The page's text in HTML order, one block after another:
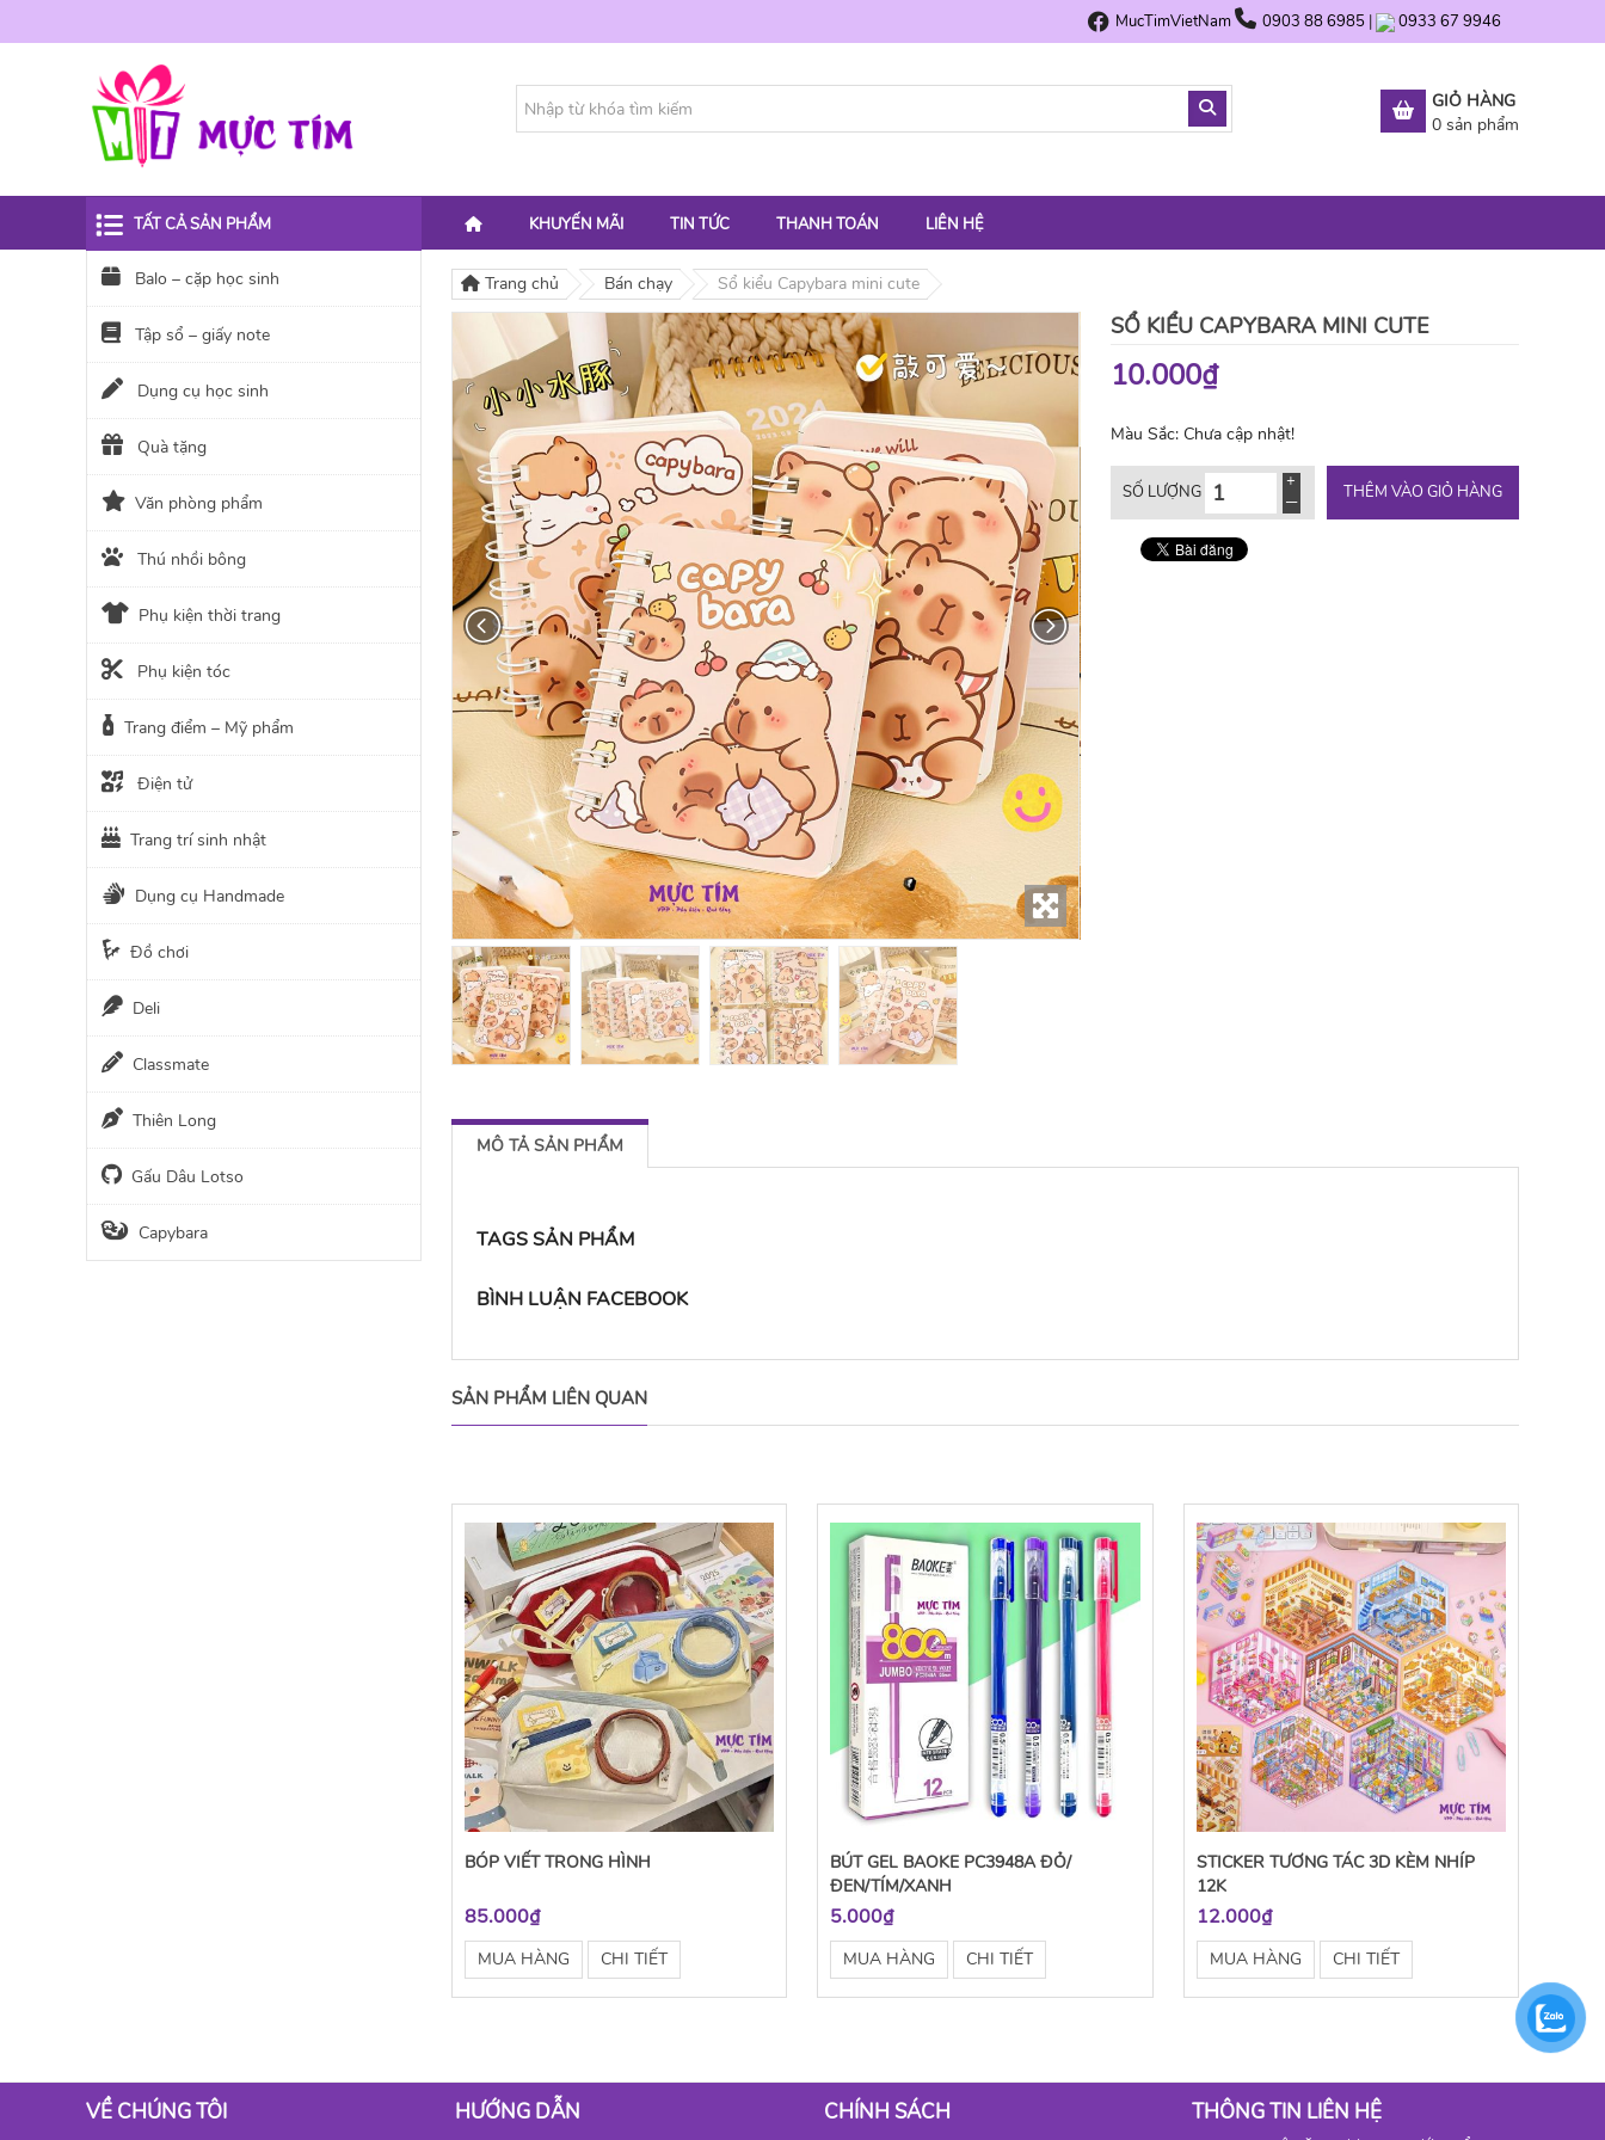
MucTimVietNam 0903 88 6985 | 0933 67 9946
GIỎ HÀNG
0 sản phẩm
KHUYẾN MÃI TIN TỨC THANH TOÁN LIÊN HỆ
Trang chủ Bán chạy Sổ kiểu Capybara mini cute
SỔ KIỂU CAPYBARA MINI CUTE
10.000₫
Màu Sắc: Chưa cập nhật!
SỐ LƯỢNG THÊM VÀO GIỎ HÀNG
MÔ TẢ SẢN PHẨM
TAGS SẢN PHẨM
BÌNH LUẬN FACEBOOK
SẢN PHẨM LIÊN QUAN
BÓP VIẾT TRONG HÌNH
85.000₫
MUA HÀNG CHI TIẾT
BÚT GEL BAOKE PC3948A ĐỎ/
ĐEN/TÍM/XANH
5.000₫
MUA HÀNG CHI TIẾT
STICKER TƯƠNG TÁC 3D KÈM NHÍP
12K
12.000₫
MUA HÀNG CHI TIẾT
TẤT CẢ SẢN PHẨM
Balo – cặp học sinh
Tập sổ – giấy note
Dụng cụ học sinh
Quà tặng
Văn phòng phẩm
Thú nhồi bông
Phụ kiện thời trang
Phụ kiện tóc
Trang điểm – Mỹ phẩm
Điện tử
Trang trí sinh nhật
Dụng cụ Handmade
Đồ chơi
Deli
Classmate
Thiên Long
Gấu Dâu Lotso
Capybara
VỀ CHÚNG TÔI HƯỚNG DẪN CHÍNH SÁCH THÔNG TIN LIÊN HỆ